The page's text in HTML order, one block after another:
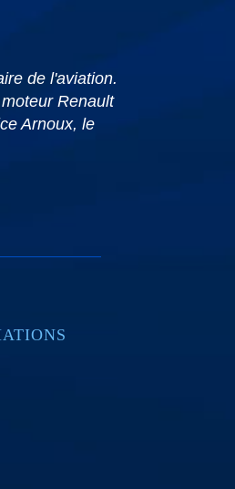
de l'aviation.
Renault
Arnoux, le